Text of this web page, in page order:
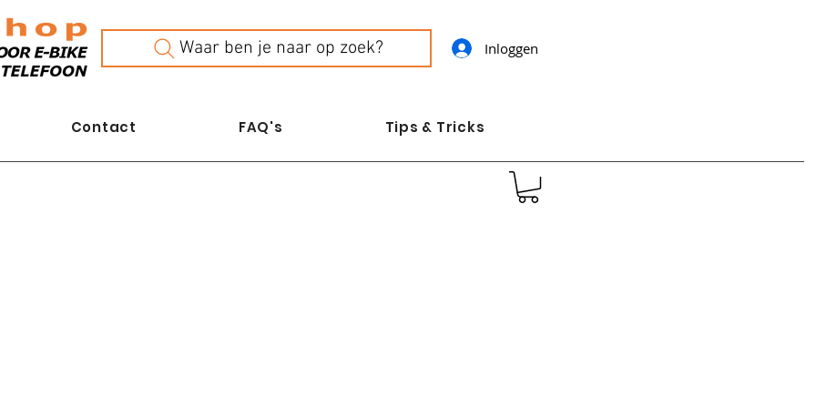
Waar ben je naar op zoek? Inloggen
Contact FAQ's Tips & Tricks